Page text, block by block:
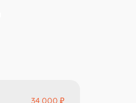
34 000 ₽